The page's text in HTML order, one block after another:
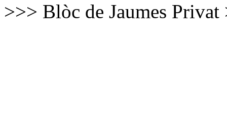
>>> Blòc de Jaumes Privat